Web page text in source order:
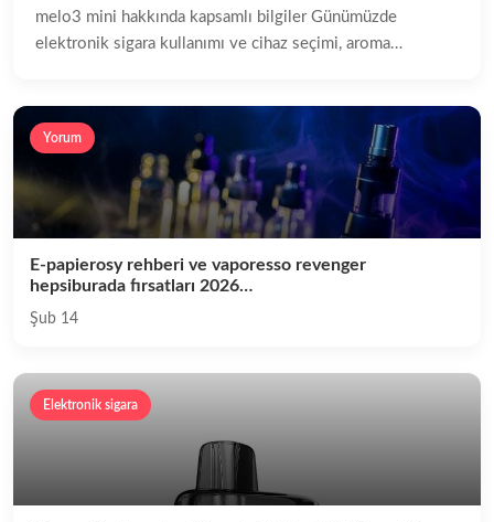
melo3 mini hakkında kapsamlı bilgiler Günümüzde
elektronik sigara kullanımı ve cihaz seçimi, aroma…
Yorum
E-papierosy rehberi ve vaporesso revenger
hepsiburada fırsatları 2026…
Şub 14
Elektronik sigara